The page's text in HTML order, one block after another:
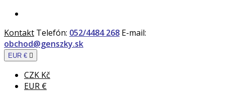
Kontakt Telefón: 052/4484 268 E-mail:
obchod@genszky.sk
EUR € 
CZK Kč
EUR €